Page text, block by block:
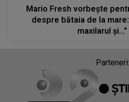
Mario Fresh vorbește
despre bătaia de la
maxilarul și...”
Parteneri: